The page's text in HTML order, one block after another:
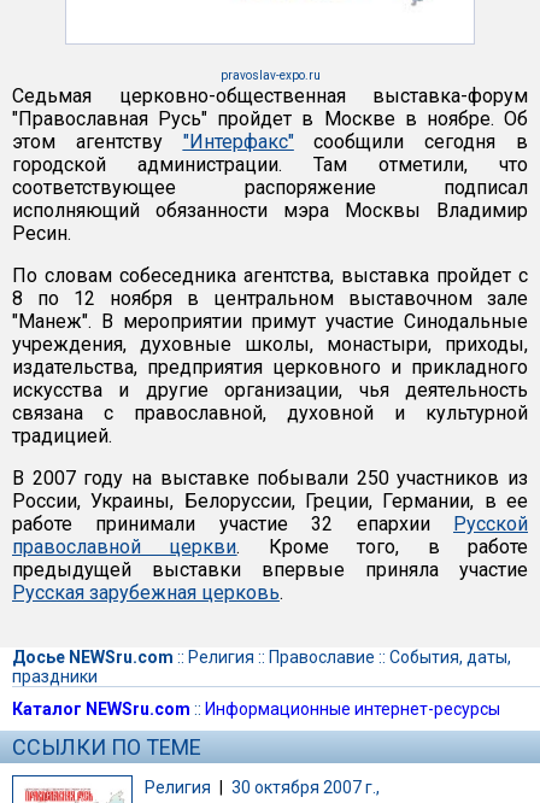
pravoslav-expo.ru
Седьмая церковно-общественная выставка-форум
"Православная Русь" пройдет в Москве в ноябре. Об
этом агентству "Интерфакс"сообщили сегодня в
городской администрации. Там отметили, что
соответствующее распоряжение подписал
исполняющий обязанности мэра Москвы Владимир
Ресин.
По словам собеседника агентства, выставка пройдет с
8 по 12 ноября в центральном выставочном зале
"Манеж". В мероприятии примут участие Синодальные
учреждения, духовные школы, монастыри, приходы,
издательства, предприятия церковного и прикладного
искусства и другие организации, чья деятельность
связана с православной, духовной и культурной
традицией.
В 2007 году на выставке побывали 250 участников из
России, Украины, Белоруссии, Греции, Германии, в ее
работе принимали участие 32 епархии Русской
православной церкви. Кроме того, в работе
предыдущей выставки впервые приняла участие
Русская зарубежная церковь.
Досье NEWSru.com :: Религия :: Православие :: События, даты,
праздники
Каталог NEWSru.com :: Информационные интернет-ресурсы
ССЫЛКИ ПО ТЕМЕ
Религия | 30 октября 2007 г.,